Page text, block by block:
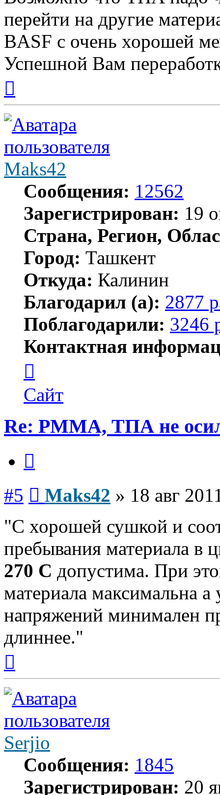
перейти на другие
BASF с очень хорошей
Успешной Вам
началу
Maks42
Сообщения: 12562
Зарегистрирован: 19
Страна, Регион,
Город: Ташкент
Откуда: Калинин
Благодарил (а): 2877
Поблагодарили: 3246
Контактная
пользователя
Maks42
Сайт
Re: PMMA, ТПА не
#5 Maks42 » 18 авг
"С хорошей сушкой и
пребывания материала в
270 C допустима. При
материала максимальна
напряжений минимален
длиннее."
началу
Serjio
Сообщения: 1845
Зарегистрирован: 20